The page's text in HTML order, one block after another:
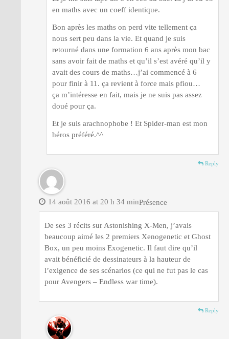
en maths avec un coeff identique.
Bon après les maths on perd vite tellement ça
nous sert peu dans la vie. Et quand je suis
retourné dans une formation 6 ans après mon bac
sans avoir fait de maths et qu’il s’est avéré qu’il y
avait des cours de maths…j’ai commencé à 6
pour finir à 11. ça revient à force mais pfiou…
ça m’intéresse en fait, mais je ne suis pas assez
doué pour ça.
Et je suis arachnophobe ! Et Spider-man est mon
héros préféré.^^
Reply
Présence
14 août 2016 at 20 h 34 min
De ses 3 récits sur Astonishing X-Men, j’avais
beaucoup aimé les 2 premiers Xenogenetic et Ghost
Box, un peu moins Exogenetic. Il faut dire qu’il
avait bénéficié de dessinateurs à la hauteur de
l’exigence de ses scénarios (ce qui ne fut pas le cas
pour Avengers – Endless war time).
Reply